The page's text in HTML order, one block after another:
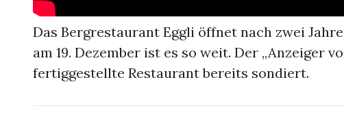
Das Bergrestaurant Eggli öffnet nach zwei
am 19. Dezember ist es so weit. Der „Anzeiger
fertiggestellte Restaurant bereits sondiert.